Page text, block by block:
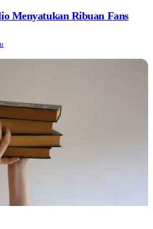
Menyatukan Ribuan Fans